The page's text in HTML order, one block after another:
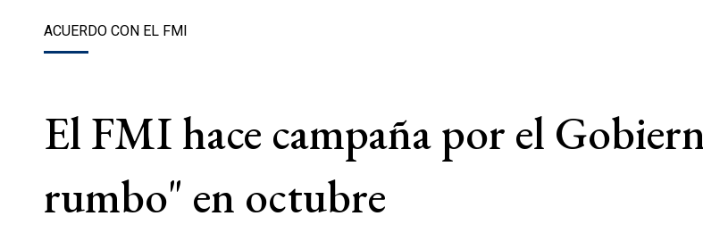
ACUERDO CON EL FMI
El FMI hace campaña por el
rumbo" en octubre